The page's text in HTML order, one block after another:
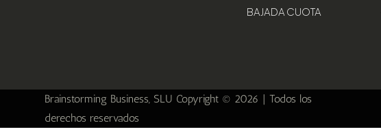
BAJADA CUOTA
Brainstorming Business, SLU Copyright © 2026 | Todos los
derechos reservados